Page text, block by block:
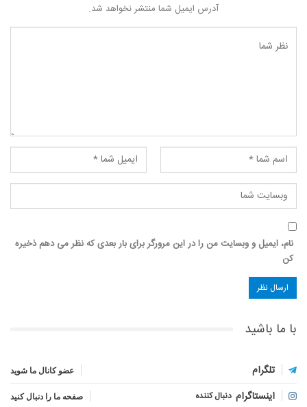
آدرس ایمیل شما منتشر نخواهد شد.
نام، ایمیل و وبسایت من را در این مرورگر برای بار بعدی که نظر می دهم ذخیره
کن
با ما باشید
تلگرام عضو کانال ما شوید
اینستاگرام دنبال کننده صفحه ما را دنبال کنید